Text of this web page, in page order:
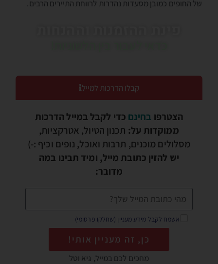
של החופים כמובן מסעדות נהדרות לרווחת התיירים הרבים.
קבלו הדרכות למייל
הצטרפו בחינם כדי לקבל במייל הדרכות
ממוקדות על: תכנון הטיול, אטרקציות,
מסלולים מוכנים, תרבות ואוכל, נופים וכיף :-)
יש להזין כתובת מייל, ומיד תבינו במה
מדובר:
אשמח לקבל מידע מעניין (שחלקו פרסומי)
כן, זה מעניין אותי!
מחכים לכם במייל, גיא וטל